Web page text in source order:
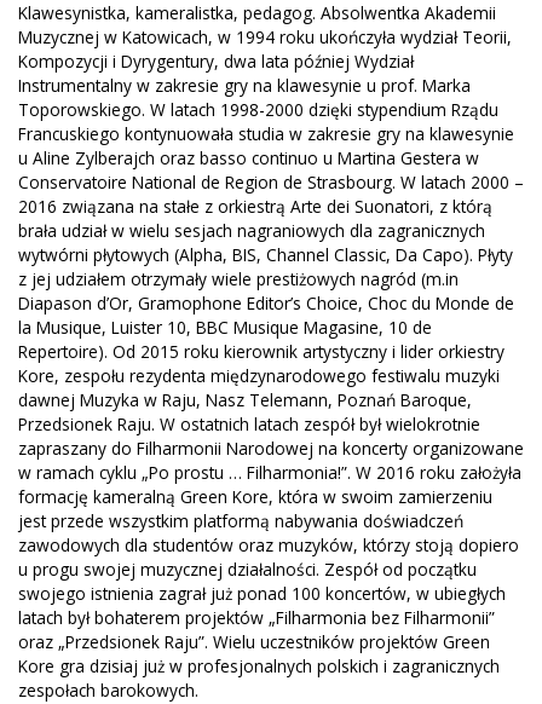
Klawesynistka, kameralistka, pedagog. Absolwentka Akademii
Muzycznej w Katowicach, w 1994 roku ukończyła wydział Teorii,
Kompozycji i Dyrygentury, dwa lata później Wydział
Instrumentalny w zakresie gry na klawesynie u prof. Marka
Toporowskiego. W latach 1998-2000 dzięki stypendium Rządu
Francuskiego kontynuowała studia w zakresie gry na klawesynie
u Aline Zylberajch oraz basso continuo u Martina Gestera w
Conservatoire National de Region de Strasbourg. W latach 2000 –
2016 związana na stałe z orkiestrą Arte dei Suonatori, z którą
brała udział w wielu sesjach nagraniowych dla zagranicznych
wytwórni płytowych (Alpha, BIS, Channel Classic, Da Capo). Płyty
z jej udziałem otrzymały wiele prestiżowych nagród (m.in
Diapason d’Or, Gramophone Editor’s Choice, Choc du Monde de
la Musique, Luister 10, BBC Musique Magasine, 10 de
Repertoire). Od 2015 roku kierownik artystyczny i lider orkiestry
Kore, zespołu rezydenta międzynarodowego festiwalu muzyki
dawnej Muzyka w Raju, Nasz Telemann, Poznań Baroque,
Przedsionek Raju. W ostatnich latach zespół był wielokrotnie
zapraszany do Filharmonii Narodowej na koncerty organizowane
w ramach cyklu „Po prostu … Filharmonia!”. W 2016 roku założyła
formację kameralną Green Kore, która w swoim zamierzeniu
jest przede wszystkim platformą nabywania doświadczeń
zawodowych dla studentów oraz muzyków, którzy stoją dopiero
u progu swojej muzycznej działalności. Zespół od początku
swojego istnienia zagrał już ponad 100 koncertów, w ubiegłych
latach był bohaterem projektów „Filharmonia bez Filharmonii”
oraz „Przedsionek Raju”. Wielu uczestników projektów Green
Kore gra dzisiaj już w profesjonalnych polskich i zagranicznych
zespołach barokowych.